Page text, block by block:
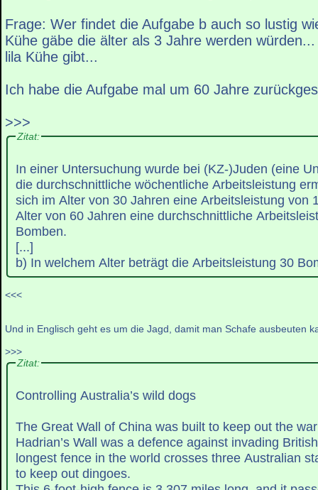
Frage: Wer findet die Aufgabe b auch so lustig
Kühe gäbe die älter als 3 Jahre werden
lila Kühe gibt...
Ich habe die Aufgabe mal um 60 Jahre
>>>
Zitat:
In einer Untersuchung wurde bei (KZ-)Juden (eine
die durchschnittliche wöchentliche Arbeitsleistung
sich im Alter von 30 Jahren eine Arbeitsleistung von
Alter von 60 Jahren eine durchschnittliche
Bomben.
[...]
b) In welchem Alter beträgt die Arbeitsleistung 30
<<<
Und in Englisch geht es um die Jagd, damit man Schafe ausbeuten
>>>
Zitat:
Controlling Australia’s wild dogs
The Great Wall of China was built to keep out the
Hadrian’s Wall was a defence against invading
longest fence in the world crosses three Australian
to keep out dingoes.